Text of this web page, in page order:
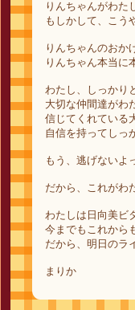
りんちゃんがわた
もしかして、こう
りんちゃんのおか
りんちゃん本当に
わたし、しっかり
大切な仲間達がわ
信じてくれている
自信を持ってしっ
もう、逃げないよ
だから、これがわ
わたしは日向美ビ
今までもこれから
だから、明日のラ
まりか